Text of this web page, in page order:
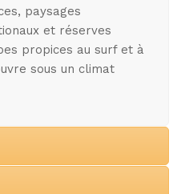
paysages
et réserves
propices au surf et à
sous un climat